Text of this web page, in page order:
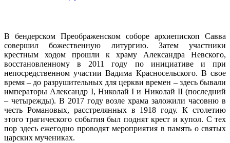
В бендерском Преображенском соборе архиепископ Савва
совершил божественную литургию. Затем участники
крестным ходом прошли к храму Александра Невского,
восстановленному в 2011 году по инициативе и при
непосредственном участии Вадима Красносельского. В свое
время – до разрушительных для церкви времен – здесь бывали
императоры Александр I, Николай I и Николай II (последний
– четырежды). В 2017 году возле храма заложили часовню в
честь Романовых, расстрелянных в 1918 году. К столетию
этого трагического события был поднят крест и купол. С тех
пор здесь ежегодно проводят мероприятия в память о святых
царских мучениках.